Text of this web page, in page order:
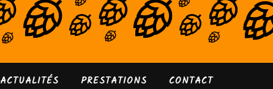
ACTUALITÉS PRESTATIONS CONTACT